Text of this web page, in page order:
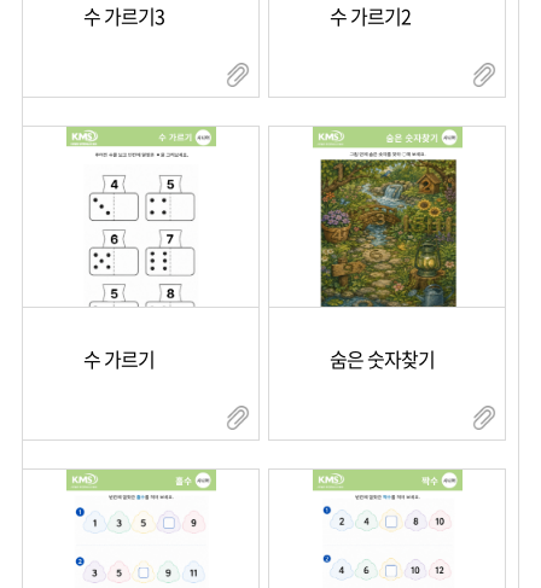
수 가르기3 수 가르기2
수 가르기 숨은 숫자찾기